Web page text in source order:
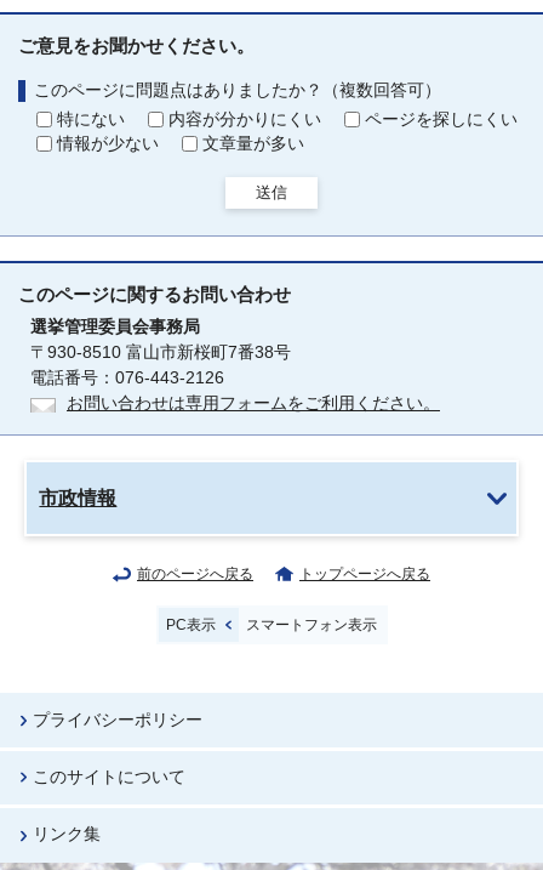
ご意見をお聞かせください。
このページに問題点はありましたか？（複数回答可）
特にない
内容が分かりにくい
ページを探しにくい
情報が少ない
文章量が多い
送信
このページに関するお問い合わせ
選挙管理委員会事務局
〒930-8510 富山市新桜町7番38号
電話番号：076-443-2126
お問い合わせは専用フォームをご利用ください。
市政情報
前のページへ戻る トップページへ戻る
PC表示 スマートフォン表示
プライバシーポリシー
このサイトについて
リンク集